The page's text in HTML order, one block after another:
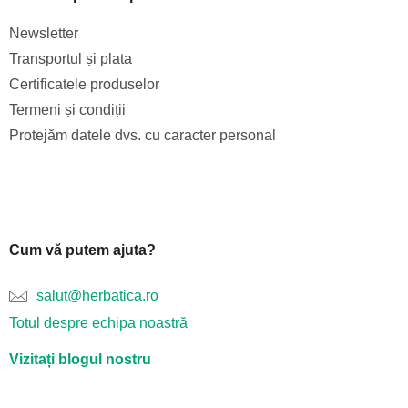
Newsletter
Transportul și plata
Certificatele produselor
Termeni și condiții
Protejăm datele dvs. cu caracter personal
Cum vă putem ajuta?
salut@herbatica.ro
Totul despre echipa noastră
Vizitați blogul nostru